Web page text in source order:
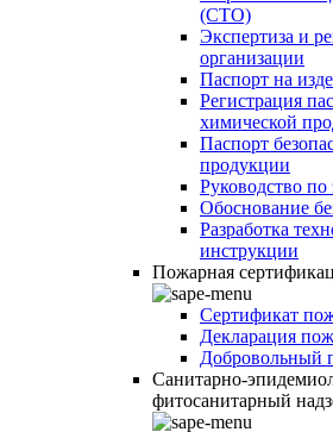
(СТО)
Экспертиза и
организации
Паспорт на
Регистрация
химической
Паспорт
продукции
Руководство по
Обоснование
Разработка
инструкции
Пожарная
Сертификат
Декларация
Добровольный
Санитарно-
фитосанитарный